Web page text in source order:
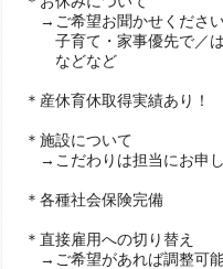
→ご希望お聞かせください
子育て・家事優先で／は
などなど
＊産休育休取得実績あり！
＊施設について
→こだわりは担当にお申し
＊各種社会保険完備
＊直接雇用への切り替え
→ご希望があれば調整可